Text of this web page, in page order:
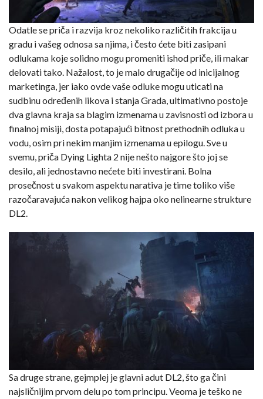
Odatle se priča i razvija kroz nekoliko različitih frakcija u
gradu i vašeg odnosa sa njima, i često ćete biti zasipani
odlukama koje solidno mogu promeniti ishod priče, ili makar
delovati tako. Nažalost, to je malo drugačije od inicijalnog
marketinga, jer iako ovde vaše odluke mogu uticati na
sudbinu određenih likova i stanja Grada, ultimativno postoje
dva glavna kraja sa blagim izmenama u zavisnosti od izbora u
finalnoj misiji, dosta potapajući bitnost prethodnih odluka u
vodu, osim pri nekim manjim izmenama u epilogu. Sve u
svemu, priča Dying Lighta 2 nije nešto najgore što joj se
desilo, ali jednostavno nećete biti investirani. Bolna
prosečnost u svakom aspektu narativa je time toliko više
razočaravajuća nakon velikog hajpa oko nelinearne strukture
DL2.
Sa druge strane, gejmplej je glavni adut DL2, što ga čini
najsličnijim prvom delu po tom principu. Veoma je teško ne